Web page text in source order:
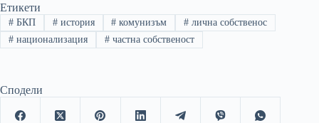
Етикети
#БКП #история # комунизъм # лична собственос
#национализация #частна собственост
Сподели